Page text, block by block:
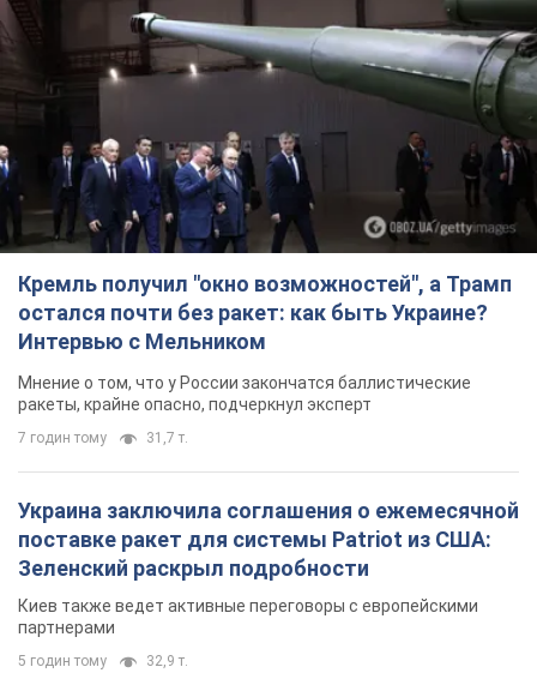
Кремль получил "окно возможностей", а Трамп
остался почти без ракет: как быть Украине?
Интервью с Мельником
Мнение о том, что у России закончатся баллистические
ракеты, крайне опасно, подчеркнул эксперт
7 годин тому 31,7 т.
Украина заключила соглашения о ежемесячной
поставке ракет для системы Patriot из США:
Зеленский раскрыл подробности
партнерами
Заботилась об учениках и поддерживала
учителей: в результате удара РФ по Киевской
области погибли директор киевского лицея, её
муж и внук
5 годин тому